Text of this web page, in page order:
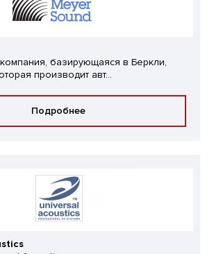
базирующаяся в Беркли,
производит авт...
Подробнее